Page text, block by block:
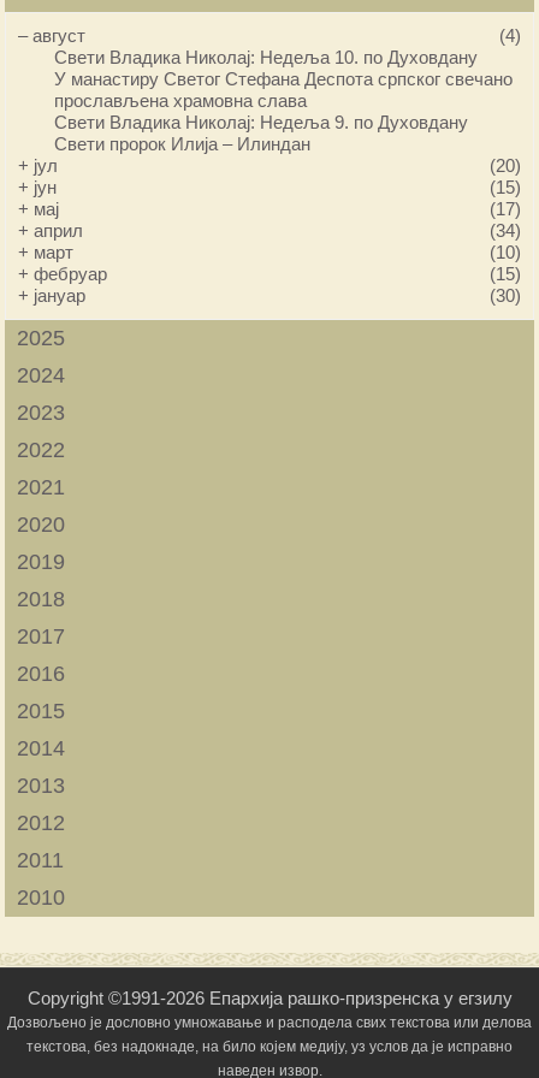
–август
(4)
Свети Владика Николај: Недеља 10. по Духовдану
У манастиру Светог Стефана Деспота српског свечано
прослављена храмовна слава
Свети Владика Николај: Недеља 9. по Духовдану
Свети пророк Илија – Илиндан
+ јул
(20)
+ јун
(15)
+ мај
(17)
+април
(34)
+ март
(10)
+фебруар
(15)
+ јануар (30)
2025
2024
2023
2022
2021
2020
2019
2018
2017
2016
2015
2014
2013
2012
2011
2010
Copyright ©1991-2026 Епархија рашко-призренска у егзилу
Дозвољено је дословно умножавање и расподела свих текстова или делова
текстова, без надокнаде, на било којем медију, уз услов да је исправно
наведен извор.